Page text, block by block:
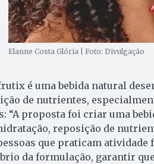
Elanne Costa Glória | Foto: Divulgação
é uma bebida natural
de nutrientes,
“A proposta foi criar uma
reposição de
que praticam
da formulação, garantir